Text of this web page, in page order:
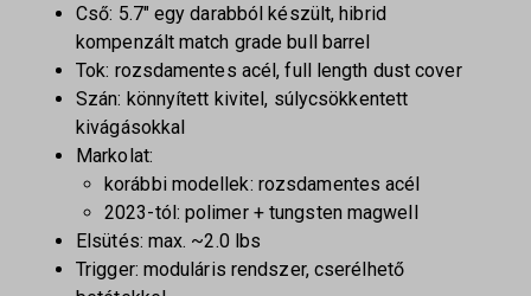
Cső: 5.7″ egy darabból készült, hibrid
kompenzált match grade bull barrel
Tok: rozsdamentes acél, full length dust cover
Szán: könnyített kivitel, súlycsökkentett
kivágásokkal
Markolat:
korábbi modellek: rozsdamentes acél
2023-tól: polimer + tungsten magwell
Elsütés: max. ~2.0 lbs
Trigger: moduláris rendszer, cserélhető